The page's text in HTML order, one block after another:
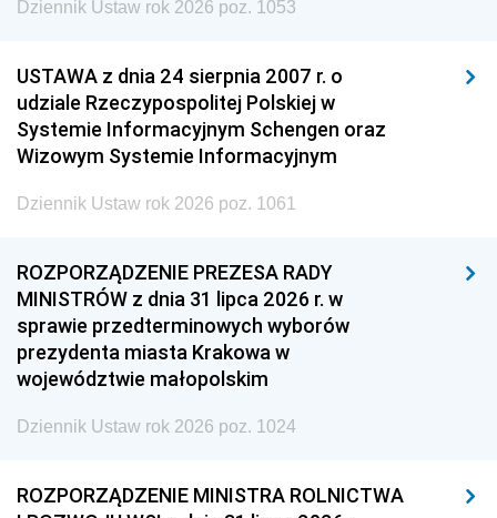
Dziennik Ustaw rok 2026 poz. 1053
USTAWA z dnia 24 sierpnia 2007 r. o
udziale Rzeczypospolitej Polskiej w
Systemie Informacyjnym Schengen oraz
Wizowym Systemie Informacyjnym
Dziennik Ustaw rok 2026 poz. 1061
ROZPORZĄDZENIE PREZESA RADY
MINISTRÓW z dnia 31 lipca 2026 r. w
sprawie przedterminowych wyborów
prezydenta miasta Krakowa w
województwie małopolskim
Dziennik Ustaw rok 2026 poz. 1024
ROZPORZĄDZENIE MINISTRA ROLNICTWA